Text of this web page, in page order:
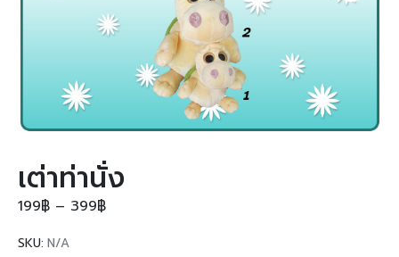
เต่าท่านั่ง
199฿ – 399฿
SKU: N/A